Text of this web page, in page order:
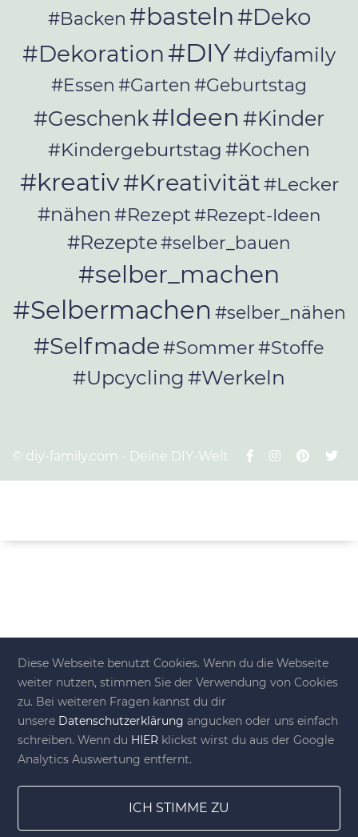
#Backen #basteln#Deko
#Dekoration #DIY#diyfamily
#Essen #Garten #Geburtstag
#Geschenk#Ideen #Kinder
#Kindergeburtstag #Kochen
#kreativ#Kreativität#Lecker
#nähen #Rezept#Rezept-Ideen
#Rezepte#selber_bauen
#selber_machen
#Selbermachen #selber_nähen
#Selfmade#Sommer#Stoffe
#Upcycling #Werkeln
© diy-family.com - Deine DIY-Welt
Diese Webseite benutzt Cookies. Wenn du die Webseite
weiter nutzen, stimmen Sie der Verwendung von Cookies
zu. Bei weiteren Fragen kannst du dir
unsere Datenschutzerklärung angucken oder uns einfach
schreiben. Wenn du HIER klickst wirst du aus der Google
Analytics Auswertung entfernt.
ICH STIMME ZU